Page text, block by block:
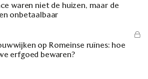
waren niet de huizen, maar de
onbetaalbaar
op Romeinse ruïnes: hoe
erfgoed bewaren?